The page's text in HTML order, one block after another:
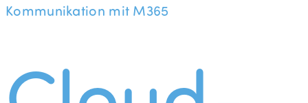
Kommunikation mit M365